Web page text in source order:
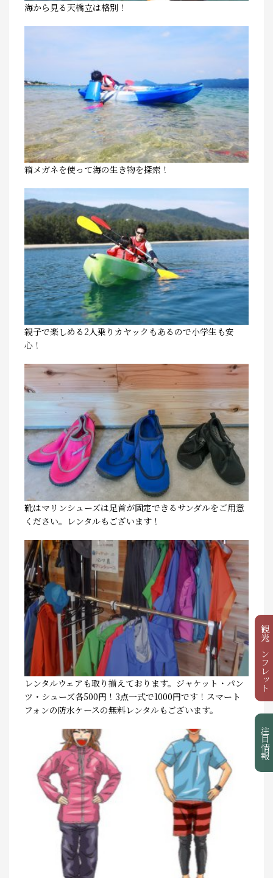
観光パンフレット
注目情報
海から見る天橋立は格別！
箱メガネを使って海の生き物を探索！
親子で楽しめる2人乗りカヤックもあるので小学生も安
心！
靴はマリンシューズは足首が固定できるサンダルをご用意
ください。レンタルもございます！
レンタルウェアも取り揃えております。ジャケット・パン
ツ・シューズ各500円！3点一式で1000円です！スマート
フォンの防水ケースの無料レンタルもございます。